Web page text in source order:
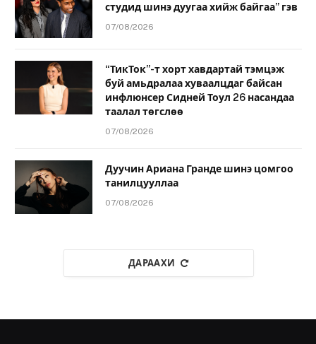
студид шинэ дуугаа хийж байгаа” гэв
07/08/2026
“ТикТок”-т хорт хавдартай тэмцэж
буй амьдралаа хуваалцдаг байсан
инфлюнсер Сидней Тоул 26 насандаа
таалал төгслөө
07/08/2026
Дуучин Ариана Гранде шинэ цомгоо
танилцууллаа
07/08/2026
ДАРААХИ